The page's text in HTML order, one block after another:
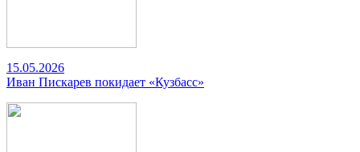
15.05.2026
Иван Пискарев покидает «Кузбасс»